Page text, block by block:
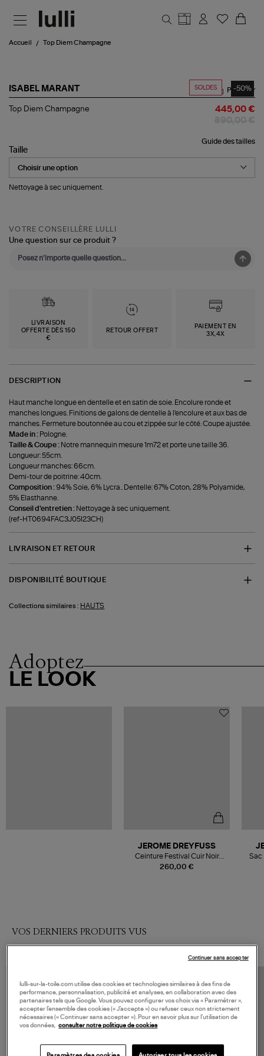
Accueil Top Diem Champagne
SOLDES -50%
ISABEL MARANT
Top
Partager
Top Diem Champagne 445,00 €
Guide des tailles
Taille
Nettoyage à sec uniquement.
VOTRE CONSEILLÈRE LULLI
Une question sur ce produit ?
LIVRAISON
OFFERTE DÈS 150
€
RETOUR OFFERT
PAIEMENT EN
3X,4X
DESCRIPTION
Haut manche longue en dentelle et en satin de soie. Encolure ronde et
manches longues. Finitions de galons de dentelle à l'encolure et aux bas de
manches. Fermeture boutonnée au cou et zippée sur le côté. Coupe ajustée.
Made in : Pologne.
Taille & Coupe : Notre mannequin mesure 1m72 et porte une taille 36.
Longueur: 55cm.
Longueur manches: 66cm.
Demi-tour de poitrine: 40cm.
Composition : 94% Soie, 6% Lycra.. Dentelle: 67% Coton, 28% Polyamide,
5% Elasthanne.
Conseil d'entretien : Nettoyage à sec uniquement.
(ref-HT0694FAC3J05I23CH)
LIVRAISON ET RETOUR
DISPONIBILITÉ BOUTIQUE
Collections similaires : HAUTS
Adoptez
LE LOOK
260,00 €
JEROME DREYFUSS
Ceinture Festival Cuir Noir
Brass
Sac
VOS DERNIERS PRODUITS VUS
lulli-sur-la-toile.com utilise des cookies et technologies similaires à des fins de
performance, personnalisation, publicité et analyses, en collaboration avec des
partenaires tels que Google. Vous pouvez configurer vos choix via « Paramétrer »,
accepter l’ensemble des cookies (« J’accepte ») ou refuser ceux non strictement
nécessaires (« Continuer sans accepter »). Pour en savoir plus sur l’utilisation de
vos données, consulter notre politique de cookies
Continuer sans accepter